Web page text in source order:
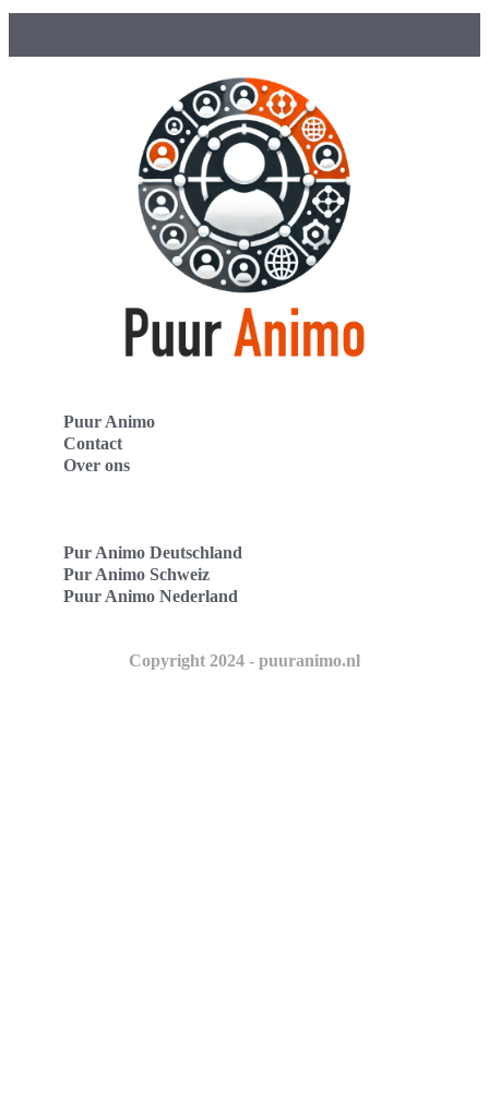
Puur Animo
Contact
Over ons
Pur Animo Deutschland
Pur Animo Schweiz
Puur Animo Nederland
Copyright 2024 - puuranimo.nl